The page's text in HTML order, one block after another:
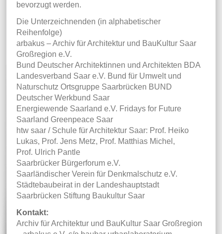
bevorzugt werden.
Die Unterzeichnenden (in alphabetischer
Reihenfolge)
arbakus – Archiv für Architektur und BauKultur Saar
Großregion e.V.
Bund Deutscher Architektinnen und Architekten BDA
Landesverband Saar e.V. Bund für Umwelt und
Naturschutz Ortsgruppe Saarbrücken BUND
Deutscher Werkbund Saar
Energiewende Saarland e.V. Fridays for Future
Saarland Greenpeace Saar
htw saar / Schule für Architektur Saar: Prof. Heiko
Lukas, Prof. Jens Metz, Prof. Matthias Michel,
Prof. Ulrich Pantle
Saarbrücker Bürgerforum e.V.
Saarländischer Verein für Denkmalschutz e.V.
Städtebaubeirat in der Landeshauptstadt
Saarbrücken Stiftung Baukultur Saar
Kontakt:
Archiv für Architektur und BauKultur Saar Großregion